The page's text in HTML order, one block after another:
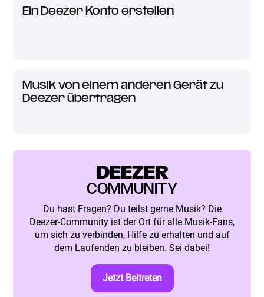
Ein Deezer Konto erstellen
Musik von einem anderen Gerät zu
Deezer übertragen
DEEZER
COMMUNITY
Du hast Fragen? Du teilst gerne Musik? Die
Deezer-Community ist der Ort für alle Musik-Fans,
um sich zu verbinden, Hilfe zu erhalten und auf
dem Laufenden zu bleiben. Sei dabei!
Jetzt Beitreten